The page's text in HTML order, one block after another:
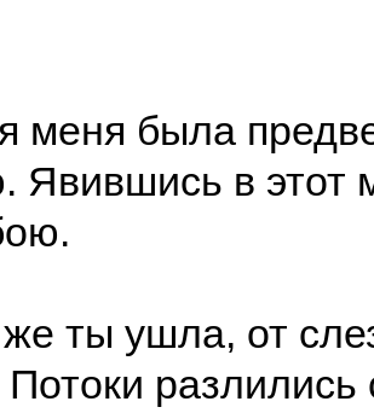
меня была
Явившись в этот
же ты ушла, от
Потоки